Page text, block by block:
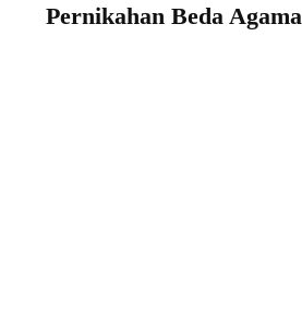
Pernikahan Beda Agama